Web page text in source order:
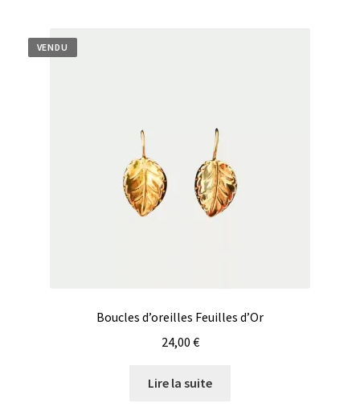
VENDU
Boucles d’oreilles Feuilles d’Or
24,00 €
Lire la suite